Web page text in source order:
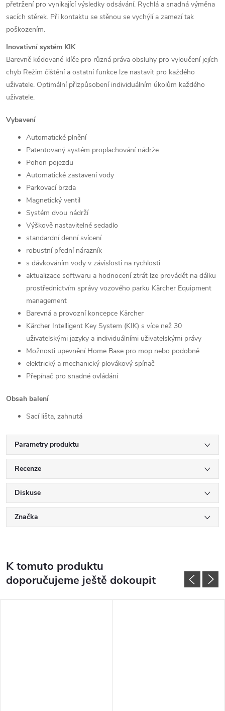
přetržení pro vynikající výsledky odsávání. Rychlá a snadná výměna
sacích stěrek. Při kontaktu se stěnou se vychýlí a zamezí tak
poškozením.
Inovativní systém KIK
Barevně kódované klíče pro různá práva obsluhy pro vyloučení jejích
chyb Režim čištění a ostatní funkce lze nastavit pro každého
uživatele. Optimální přizpůsobení individuálním úkolům každého
uživatele.
Vybavení
Automatické plnění
Patentovaný systém proplachování nádrže
Pohon pojezdu
Automatické zastavení vody
Parkovací brzda
Magnetický ventil
Systém dvou nádrží
Výškově nastavitelné sedadlo
standardní denní svícení
robustní přední nárazník
s dávkováním vody v závislosti na rychlosti
aktualizace softwaru a hodnocení ztrát lze provádět na dálku
prostřednictvím správy vozového parku Kärcher Equipment
management
Barevná a provozní koncepce Kärcher
Kärcher Intelligent Key System (KIK) s více než 30
uživatelskými jazyky a individuálními uživatelskými právy
Možnosti upevnění Home Base pro mop nebo podobně
elektrický a mechanický plovákový spínač
Přepínač pro snadné ovládání
Obsah balení
Sací lišta, zahnutá
Parametry produktu
Recenze
Diskuse
Značka
K tomuto produktu
doporučujeme ještě dokoupit